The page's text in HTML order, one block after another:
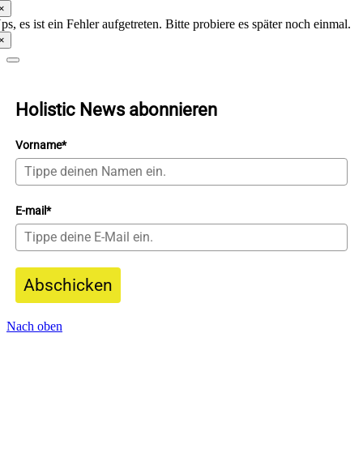
es ist ein Fehler aufgetreten. Bitte probiere es später noch einmal.
Holistic News abonnieren
Vorname*
E-mail*
Abschicken
Nach oben